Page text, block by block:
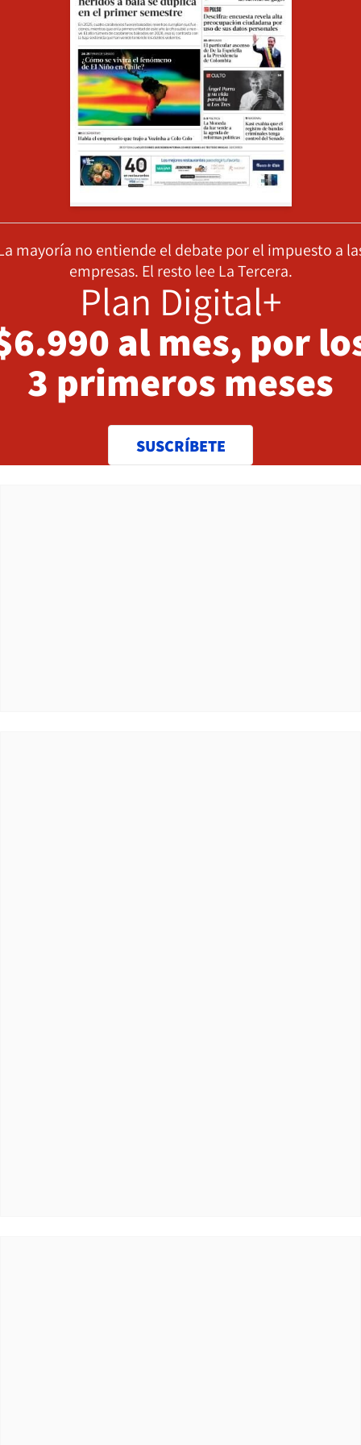
mayoría no entiende el debate por el impuesto a
empresas. El resto lee La Tercera.
Plan Digital+
al mes, por
3 primeros meses
SUSCRÍBETE